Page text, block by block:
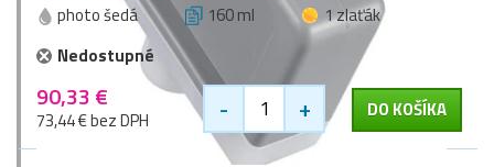
photo šedá 160 ml
1 zlaťák
Nedostupné
90,33 €
73,44 € bez DPH - + DO KOŠÍKA